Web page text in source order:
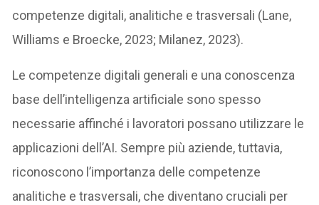
competenze digitali, analitiche e trasversali (Lane,
Williams e Broecke, 2023; Milanez, 2023).
Le competenze digitali generali e una conoscenza
base dell’intelligenza artificiale sono spesso
necessarie affinché i lavoratori possano utilizzare le
applicazioni dell’AI. Sempre più aziende, tuttavia,
riconoscono l’importanza delle competenze
analitiche e trasversali, che diventano cruciali per